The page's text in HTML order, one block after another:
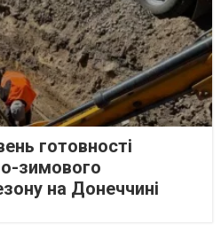
готовності
зимового
на Донеччині